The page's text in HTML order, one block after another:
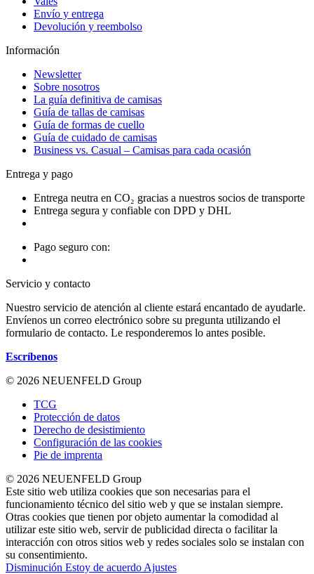
Envío y entrega
Devolución y reembolso
Información
Newsletter
Sobre nosotros
La guía definitiva de camisas
Guía de tallas de camisas
Guía de formas de cuello
Guía de cuidado de camisas
Business vs. Casual – Camisas para cada ocasión
Entrega y pago
Entrega neutra en CO₂ gracias a nuestros socios de transporte
Entrega segura y confiable con DPD y DHL
Pago seguro con:
Servicio y contacto
Nuestro servicio de atención al cliente estará encantado de ayudarle.
Envíenos un correo electrónico sobre su pregunta utilizando el
formulario de contacto. Le responderemos lo antes posible.
Escríbenos
© 2026 NEUENFELD Group
TCG
Protección de datos
Derecho de desistimiento
Configuración de las cookies
Pie de imprenta
© 2026 NEUENFELD Group
Este sitio web utiliza cookies que son necesarias para el
funcionamiento técnico del sitio web y que se instalan siempre.
Otras cookies que tienen por objeto aumentar la comodidad al
utilizar este sitio web, servir de publicidad directa o facilitar la
interacción con otros sitios web y redes sociales solo se instalan con
su consentimiento.
Disminución Estoy de acuerdo Ajustes